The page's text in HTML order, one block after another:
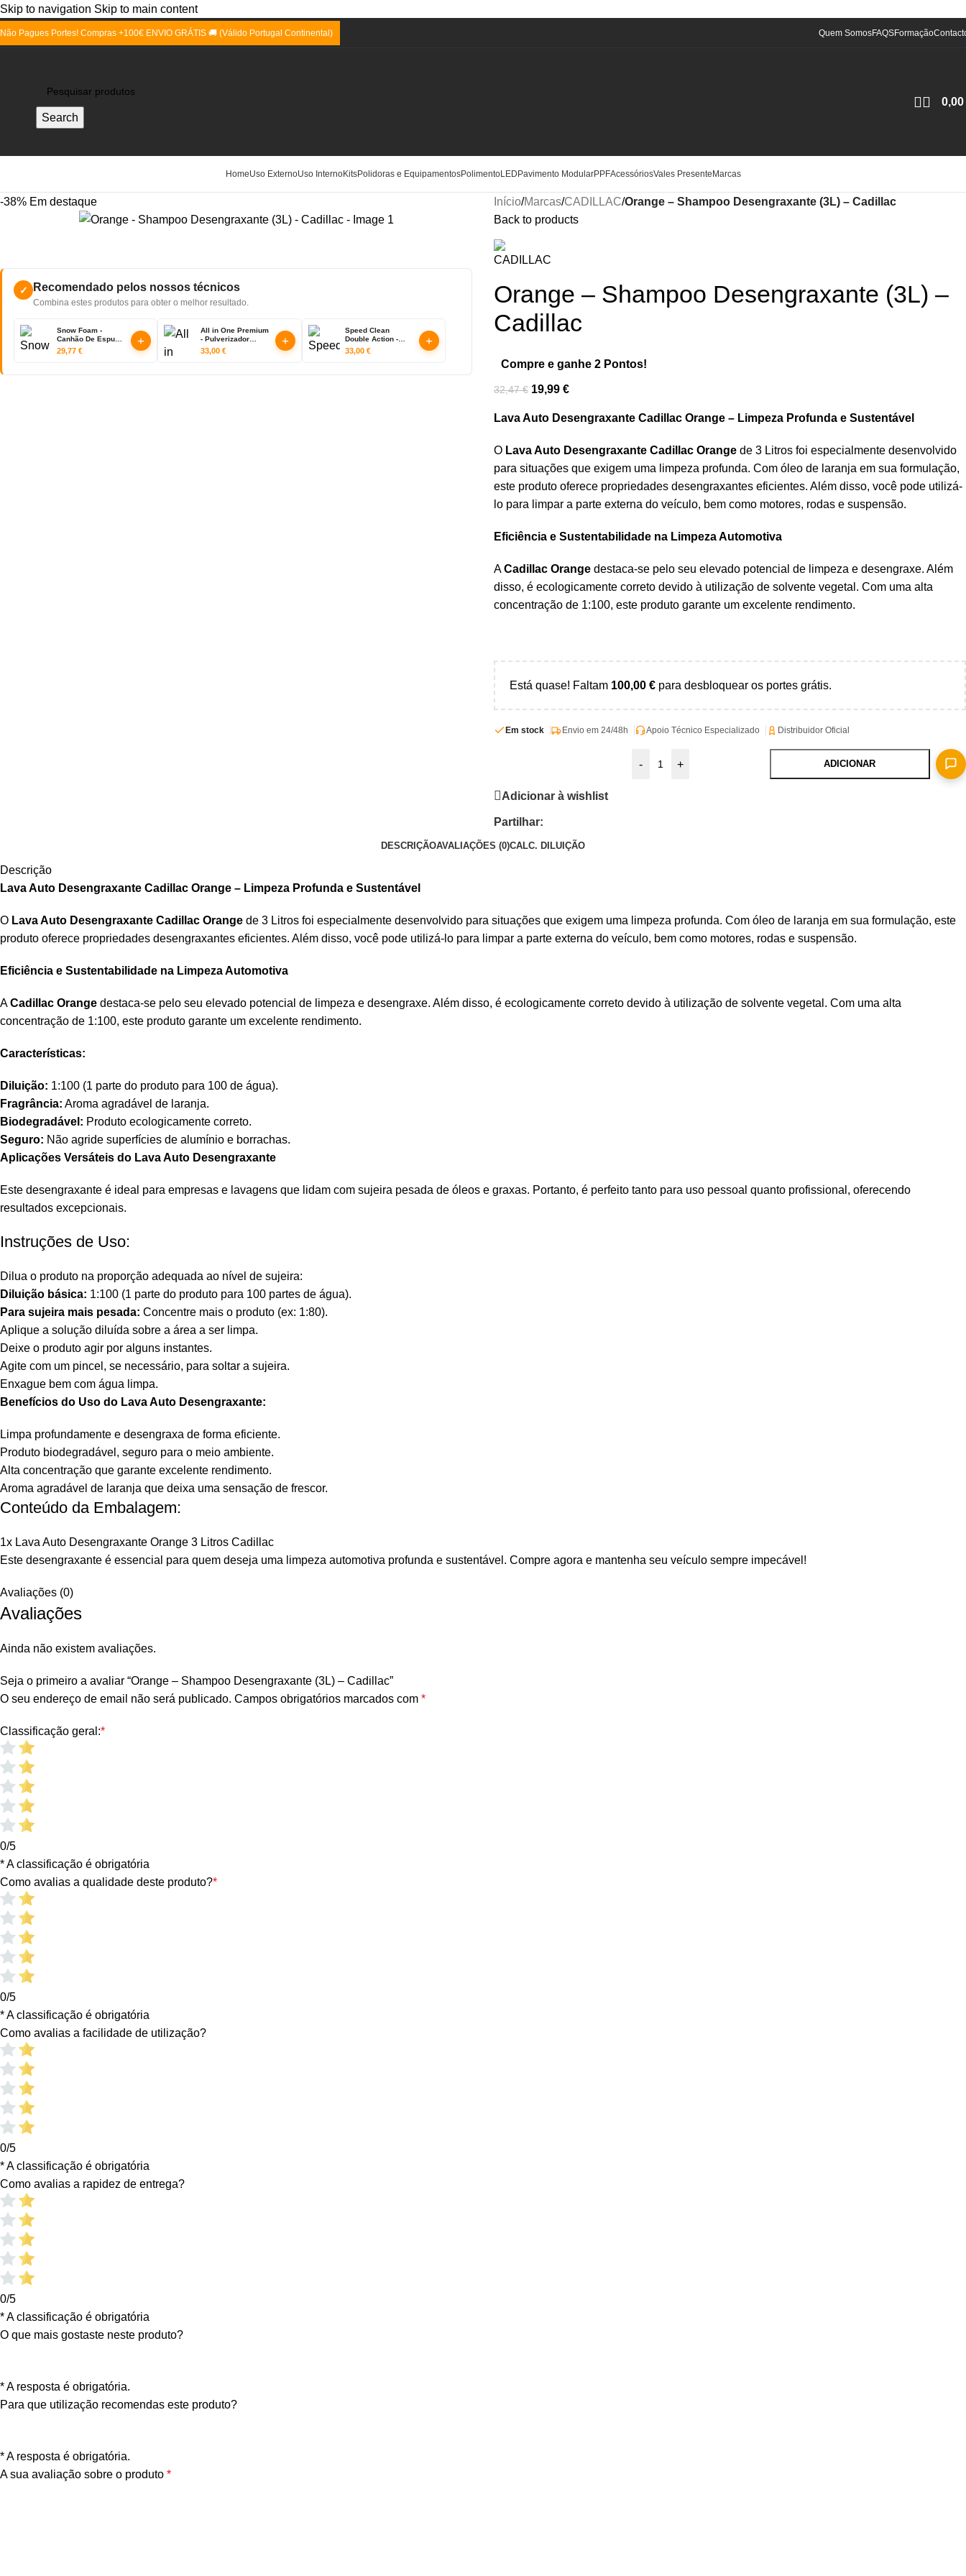
Skip to navigation Skip to main content
Não Pagues Portes! Compras +100€ ENVIO GRÁTIS 🚚 (Válido Portugal Continental) Quem SomosFAQSFormação
Search
0,00
HomeUso ExternoUso InternoKitsPolidoras e EquipamentosPolimentoLED Pavimento ModularPPFAcessóriosVales Presente Marcas
-38% Em destaque
✓ Recomendado pelos nossos técnicos
Combina estes produtos para obter o melhor resultado.
Snow Foam -
Canhão De Espuma
(1L) - KERS
29,77 €
+
All in One Premium
- Pulverizador
Manual Liquido e
Espuma (2L) -
33,00€
+
Speed Clean
Double Action -
Pulverizador
Manual Líquidos e
33,00 €
+
Início/Marcas/CADILLAC/Orange – Shampoo Desengraxante (3L) – Cadillac
Back to products
Orange – Shampoo Desengraxante (3L) –
Cadillac
Compre e ganhe 2 Pontos!
32,47€ 19,99 €
Lava Auto Desengraxante Cadillac Orange – Limpeza Profunda e Sustentável
O Lava Auto Desengraxante Cadillac Orange de 3 Litros foi especialmente desenvolvido
para situações que exigem uma limpeza profunda. Com óleo de laranja em sua formulação,
este produto oferece propriedades desengraxantes eficientes. Além disso, você pode utilizá-
lo para limpar a parte externa do veículo, bem como motores, rodas e suspensão.
Eficiência e Sustentabilidade na Limpeza Automotiva
ACadillac Orange destaca-se pelo seu elevado potencial de limpeza e desengraxe. Além
disso, é ecologicamente correto devido à utilização de solvente vegetal. Com uma alta
concentração de 1:100, este produto garante um excelente rendimento.
Está quase! Faltam 100,00 € para desbloquear os portes grátis.
Em stock Envio em 24/48h Apoio Técnico Especializado Distribuidor Oficial
- + ADICIONAR
Adicionar à wishlist
Partilhar:
DESCRIÇÃOAVALIAÇÕES (0)CALC. DILUIÇÃO
Descrição
Lava Auto Desengraxante Cadillac Orange – Limpeza Profunda e Sustentável
O Lava Auto Desengraxante Cadillac Orange de 3 Litros foi especialmente desenvolvido para situações que exigem uma limpeza profunda. Com óleo de laranja em sua formulação, este
produto oferece propriedades desengraxantes eficientes. Além disso, você pode utilizá-lo para limpar a parte externa do veículo, bem como motores, rodas e suspensão.
Eficiência e Sustentabilidade na Limpeza Automotiva
ACadillac Orange destaca-se pelo seu elevado potencial de limpeza e desengraxe. Além disso, é ecologicamente correto devido à utilização de solvente vegetal. Com uma alta
concentração de 1:100, este produto garante um excelente rendimento.
Características:
Diluição: 1:100 (1 parte do produto para 100 de água).
Fragrância: Aroma agradável de laranja.
Biodegradável: Produto ecologicamente correto.
Seguro: Não agride superfícies de alumínio e borrachas.
Aplicações Versáteis do Lava Auto Desengraxante
Este desengraxante é ideal para empresas e lavagens que lidam com sujeira pesada de óleos e graxas. Portanto, é perfeito tanto para uso pessoal quanto profissional, oferecendo
resultados excepcionais.
Instruções de Uso:
Dilua o produto na proporção adequada ao nível de sujeira:
Diluição básica: 1:100 (1 parte do produto para 100 partes de água).
Para sujeira mais pesada: Concentre mais o produto (ex: 1:80).
Aplique a solução diluída sobre a área a ser limpa.
Deixe o produto agir por alguns instantes.
Agite com um pincel, se necessário, para soltar a sujeira.
Enxague bem com água limpa.
Benefícios do Uso do Lava Auto Desengraxante:
Limpa profundamente e desengraxa de forma eficiente.
Produto biodegradável, seguro para o meio ambiente.
Alta concentração que garante excelente rendimento.
Aroma agradável de laranja que deixa uma sensação de frescor.
Conteúdo da Embalagem:
1x Lava Auto Desengraxante Orange 3 Litros Cadillac
Este desengraxante é essencial para quem deseja uma limpeza automotiva profunda e sustentável. Compre agora e mantenha seu veículo sempre impecável!
Avaliações (0)
Avaliações
Ainda não existem avaliações.
Seja o primeiro a avaliar “Orange – Shampoo Desengraxante (3L) – Cadillac”
O seu endereço de email não será publicado. Campos obrigatórios marcados com *
Classificação geral:*
0/5
* A classificação é obrigatória
Como avalias a qualidade deste produto?*
0/5
* A classificação é obrigatória
Como avalias a facilidade de utilização?
0/5
* A classificação é obrigatória
Como avalias a rapidez de entrega?
0/5
* A classificação é obrigatória
O que mais gostaste neste produto?
* A resposta é obrigatória.
Para que utilização recomendas este produto?
* A resposta é obrigatória.
A sua avaliação sobre o produto *